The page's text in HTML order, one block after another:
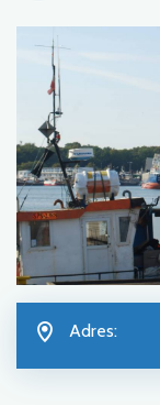
Adres: